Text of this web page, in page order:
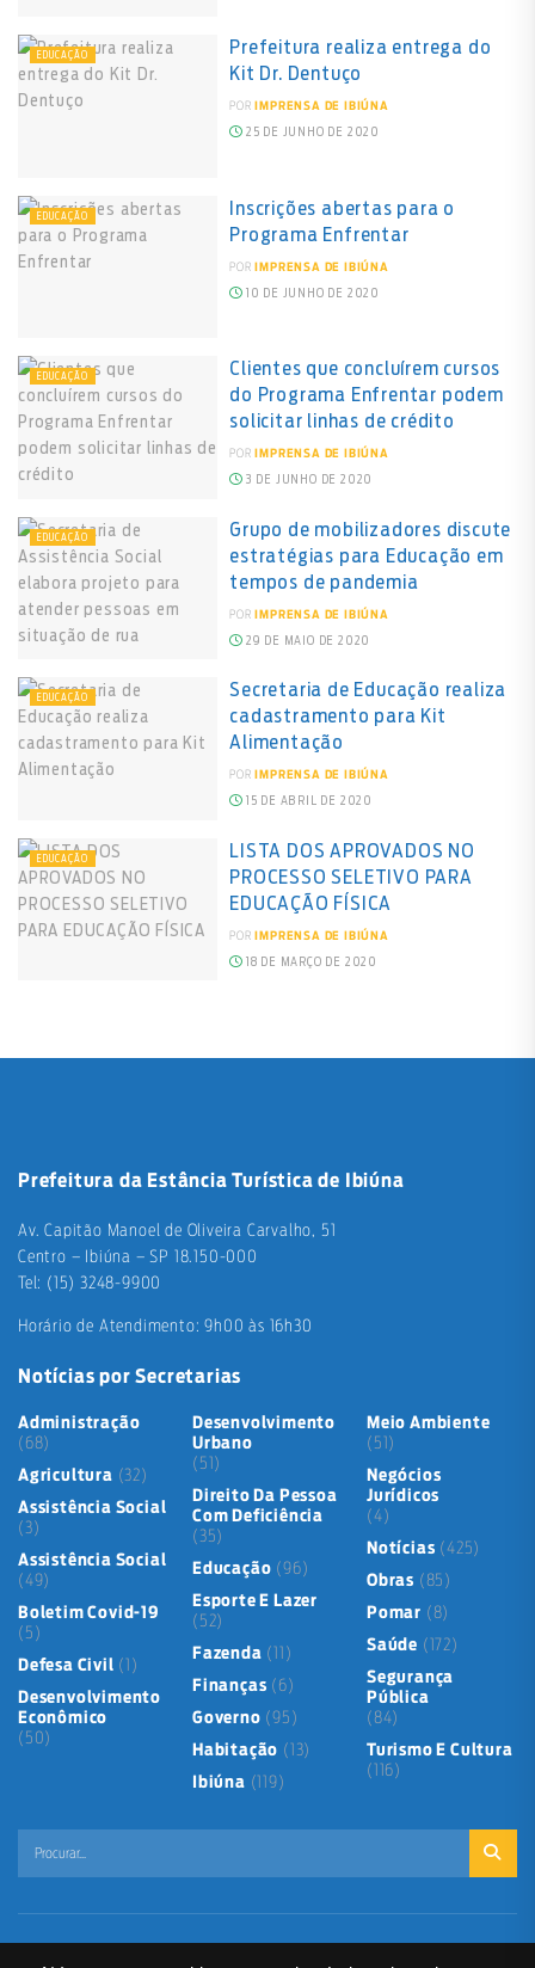
EDUCAÇÃO
Prefeitura realiza entrega do
Kit Dr. Dentuço
POR IMPRENSA DE IBIÚNA
25 DE JUNHO DE 2020
EDUCAÇÃO
Inscrições abertas para o
Programa Enfrentar
POR IMPRENSA DE IBIÚNA
10 DE JUNHO DE 2020
EDUCAÇÃO
Clientes que concluírem cursos
do Programa Enfrentar podem
solicitar linhas de crédito
POR IMPRENSA DE IBIÚNA
3 DE JUNHO DE 2020
EDUCAÇÃO
Grupo de mobilizadores discute
estratégias para Educação em
tempos de pandemia
POR IMPRENSA DE IBIÚNA
29 DE MAIO DE 2020
EDUCAÇÃO
Secretaria de Educação realiza
cadastramento para Kit
Alimentação
POR IMPRENSA DE IBIÚNA
15 DE ABRIL DE 2020
EDUCAÇÃO
LISTA DOS APROVADOS NO
PROCESSO SELETIVO PARA
EDUCAÇÃO FÍSICA
POR IMPRENSA DE IBIÚNA
18 DE MARÇO DE 2020
Prefeitura da Estância Turística de Ibiúna
Av. Capitão Manoel de Oliveira Carvalho, 51
Centro – Ibiúna – SP 18.150-000
Tel: (15) 3248-9900
Horário de Atendimento: 9h00 às 16h30
Notícias por Secretarias
Administração
(68)
Agricultura (32)
Assistência Social
(3)
Assistência Social
(49)
Boletim Covid-19
(5)
Defesa Civil (1)
Desenvolvimento
Econômico
(50)
Desenvolvimento
Urbano
(51)
Direito Da Pessoa
Com Deficiência
(35)
Educação (96)
Esporte E Lazer
(52)
Fazenda (11)
Finanças (6)
Governo (95)
Habitação (13)
Ibiúna (119)
Meio Ambiente
(51)
Negócios
Jurídicos
(4)
Notícias (425)
Obras (85)
Pomar (8)
Saúde (172)
Segurança
Pública
(84)
Turismo E Cultura
(116)